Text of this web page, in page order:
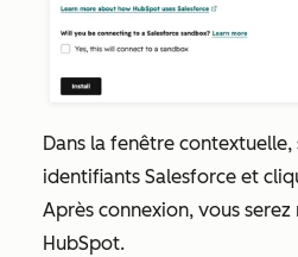
Dans la fenêtre contextuelle,
identifiants Salesforce et
Après connexion, vous
HubSpot.